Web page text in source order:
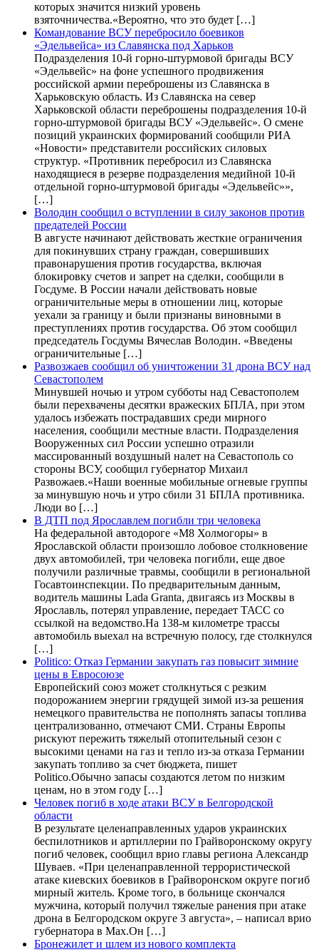
которых значится низкий уровень
взяточничества.«Вероятно, что это будет […]
Командование ВСУ перебросило боевиков
«Эдельвейса» из Славянска под Харьков
Подразделения 10-й горно-штурмовой бригады ВСУ
«Эдельвейс» на фоне успешного продвижения
российской армии переброшены из Славянска в
Харьковскую область. Из Славянска на север
Харьковской области переброшены подразделения 10-й
горно-штурмовой бригады ВСУ «Эдельвейс». О смене
позиций украинских формирований сообщили РИА
«Новости» представители российских силовых
структур. «Противник перебросил из Славянска
находящиеся в резерве подразделения медийной 10-й
отдельной горно-штурмовой бригады «Эдельвейс»»,
[…]
Володин сообщил о вступлении в силу законов против
предателей России
В августе начинают действовать жесткие ограничения
для покинувших страну граждан, совершивших
правонарушения против государства, включая
блокировку счетов и запрет на сделки, сообщили в
Госдуме. В России начали действовать новые
ограничительные меры в отношении лиц, которые
уехали за границу и были признаны виновными в
преступлениях против государства. Об этом сообщил
председатель Госдумы Вячеслав Володин. «Введены
ограничительные […]
Развозжаев сообщил об уничтожении 31 дрона ВСУ над
Севастополем
Минувшей ночью и утром субботы над Севастополем
были перехвачены десятки вражеских БПЛА, при этом
удалось избежать пострадавших среди мирного
населения, сообщили местные власти. Подразделения
Вооруженных сил России успешно отразили
массированный воздушный налет на Севастополь со
стороны ВСУ, сообщил губернатор Михаил
Развожаев.«Наши военные мобильные огневые группы
за минувшую ночь и утро сбили 31 БПЛА противника.
Люди во […]
В ДТП под Ярославлем погибли три человека
На федеральной автодороге «М8 Холмогоры» в
Ярославской области произошло лобовое столкновение
двух автомобилей, три человека погибли, еще двое
получили различные травмы, сообщили в региональной
Госавтоинспекции. По предварительным данным,
водитель машины Lada Granta, двигаясь из Москвы в
Ярославль, потерял управление, передает ТАСС со
ссылкой на ведомство.На 138-м километре трассы
автомобиль выехал на встречную полосу, где столкнулся
[…]
Politico: Отказ Германии закупать газ повысит зимние
цены в Евросоюзе
Европейский союз может столкнуться с резким
подорожанием энергии грядущей зимой из-за решения
немецкого правительства не пополнять запасы топлива
централизованно, отмечают СМИ. Страны Европы
рискуют пережить тяжелый отопительный сезон с
высокими ценами на газ и тепло из-за отказа Германии
закупать топливо за счет бюджета, пишет
Politico.Обычно запасы создаются летом по низким
ценам, но в этом году […]
Человек погиб в ходе атаки ВСУ в Белгородской
области
В результате целенаправленных ударов украинских
беспилотников и артиллерии по Грайворонскому округу
погиб человек, сообщил врио главы региона Александр
Шуваев. «При целенаправленной террористической
атаке киевских боевиков в Грайворонском округе погиб
мирный житель. Кроме того, в больнице скончался
мужчина, который получил тяжелые ранения при атаке
дрона в Белгородском округе 3 августа», – написал врио
губернатора в Max.Он […]
Бронежилет и шлем из нового комплекта